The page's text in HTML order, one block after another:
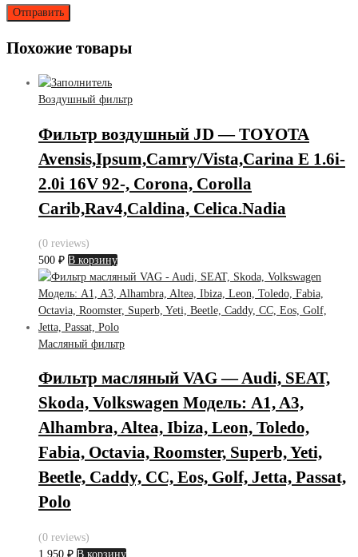
Похожие товары
Воздушный фильтр
Фильтр воздушный JD — TOYOTA
Avensis,Ipsum,Camry/Vista,Carina E 1.6i-
2.0i 16V 92-, Corona, Corolla
Carib,Rav4,Caldina, Celica.Nadia
(0 reviews)
500 ₽ В корзину
Масляный фильтр
Фильтр масляный VAG — Audi, SEAT,
Skoda, Volkswagen Модель: A1, A3,
Alhambra, Altea, Ibiza, Leon, Toledo,
Fabia, Octavia, Roomster, Superb, Yeti,
Beetle, Caddy, CC, Eos, Golf, Jetta, Passat,
Polo
(0 reviews)
1,950 ₽ В корзину